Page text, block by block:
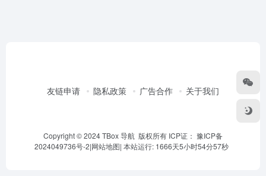
友链申请 隐私政策 广告合作 关于我们
Copyright © 2024 TBox 导航 版权所有 ICP证： 豫ICP备
2024049736号-2|网站地图| 本站运行: 1666天5小时54分57秒